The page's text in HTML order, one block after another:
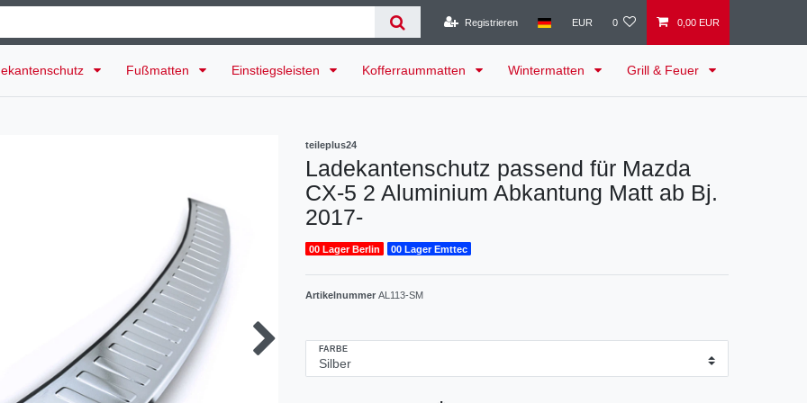
Registrieren EUR 0 0,00 EUR
Fußmatten Einstiegsleisten Kofferraummatten Wintermatten Grill & Feuer
teileplus24
Ladekantenschutz passend für Mazda
CX-5 2 Aluminium Abkantung Matt ab Bj.
2017-
00 Lager Berlin 00 Lager Emttec
Artikelnummer AL113-SM
FARBE